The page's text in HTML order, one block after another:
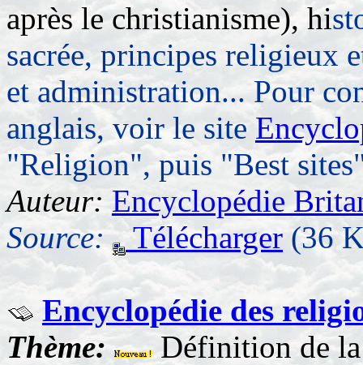
après le christianisme), hi
sacrée, principes religieux
et administration... Pour
anglais, voir le site
"Religion", puis "Best
Auteur: Encyclopédie
Source:
Télécharger(36
Encyclopédie des
Thème:
Définition de